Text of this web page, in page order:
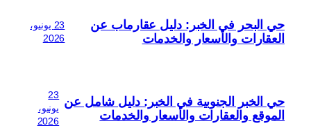
حي البحر في الخبر: دليل عقارماب عن
العقارات والأسعار والخدمات
23 يونيو،
2026
حي الخبر الجنوبية في الخبر: دليل شامل عن
الموقع والعقارات والأسعار والخدمات
23
يونيو،
2026